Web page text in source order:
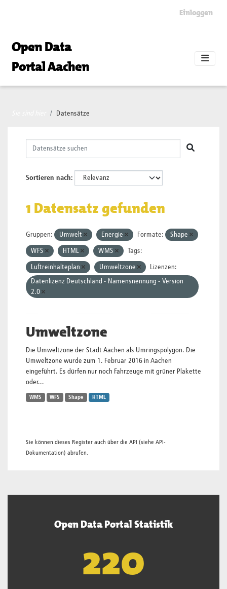
Einloggen
Open Data
Portal Aachen
Datensätze
Sortieren nach
1 Datensatz gefunden
Gruppen: Umwelt Energie Formate: Shape
WFS HTML WMS Tags:
Luftreinhalteplan Umweltzone
Lizenzen:
Datenlizenz Deutschland - Namensnennung - Version
2.0
Umweltzone
Die Umweltzone der Stadt Aachen als Umringspolygon. Die
Umweltzone wurde zum 1. Februar 2016 in Aachen
eingeführt. Es dürfen nur noch Fahrzeuge mit grüner Plakette
oder...
WMS WFS Shape HTML
Sie können dieses Register auch über die API (siehe API-
Dokumentation) abrufen.
Open Data Portal Statistik
222